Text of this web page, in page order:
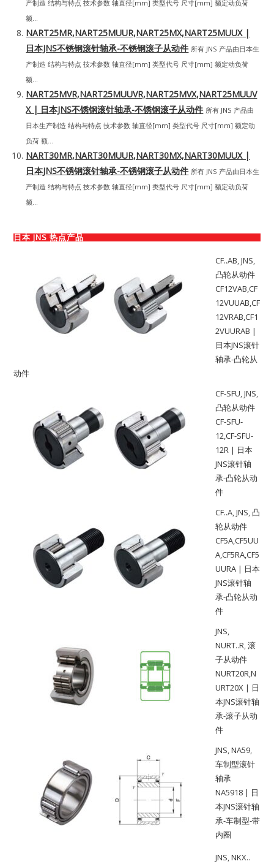
产制造 结构与特点 技术参数 轴直径[mm] 类型代号 尺寸[mm] 额定动负荷
额...
NART25MR,NART25MUUR,NART25MX,NART25MUUX |
日本JNS不锈钢滚针轴承-不锈钢滚子从动件 所有 JNS 产品由日本生
产制造 结构与特点 技术参数 轴直径[mm] 类型代号 尺寸[mm] 额定动负荷
额...
NART25MVR,NART25MUUVR,NART25MVX,NART25MUUV
X | 日本JNS不锈钢滚针轴承-不锈钢滚子从动件 所有 JNS 产品由
日本生产制造 结构与特点 技术参数 轴直径[mm] 类型代号 尺寸[mm] 额定动
负荷 额...
NART30MR,NART30MUUR,NART30MX,NART30MUUX |
日本JNS不锈钢滚针轴承-不锈钢滚子从动件 所有 JNS 产品由日本生
产制造 结构与特点 技术参数 轴直径[mm] 类型代号 尺寸[mm] 额定动负荷
额...
日本 JNS 热点产品
CF..AB,JNS,
凸轮从动件
CF12VAB,CF
12VUUAB,CF
12VRAB,CF1
2VUURAB |
日本JNS滚针
轴承-凸轮从
动件
CF-SFU,JNS,
凸轮从动件
CF-SFU-
12,CF-SFU-
12R | 日本
JNS滚针轴
承-凸轮从动
件
CF..A,JNS, 凸
轮从动件
CF5A,CF5UU
A,CF5RA,CF5
UURA | 日本
JNS滚针轴
承-凸轮从动
件
JNS,
NURT..R,滚
子从动件
NURT20R,N
URT20X | 日
本JNS滚针轴
承-滚子从动
件
JNS,NA59,
车制型滚针
轴承
NA5918 | 日
本JNS滚针轴
承-车制型-带
内圈
JNS,NKX..